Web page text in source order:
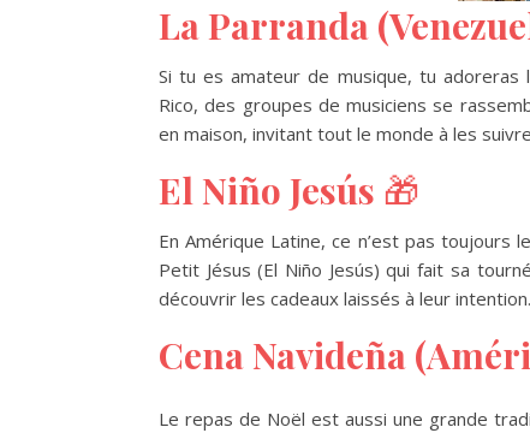
La Parranda
Si tu es amateur de musique, tu adoreras
Rico, des groupes de musiciens se
en maison, invitant tout le monde à les
El Niño Jesús 🎁
En Amérique Latine, ce n’est pas toujours
Petit Jésus (El Niño Jesús) qui fait sa
découvrir les cadeaux laissés à leur intention.
Cena Navideña
Le repas de Noël est aussi une grande